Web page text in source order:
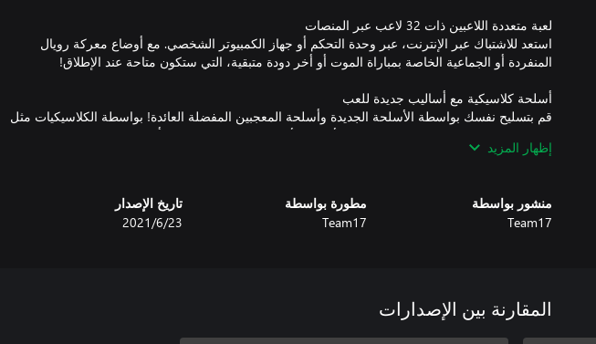
استعد للاشتباك عبر الإنترنت، عبر وحدة التحكم أو جهاز الكمبيوتر الشخصي. مع أوضاع معركة رويال
قم بتسليح نفسك بواسطة الأسلحة الجديدة وأسلحة المعجبين المفضلة العائدة! بواسطة الكلاسيكيات مثل
المدفع والقنبلة اليدوية المقدسة وقاذف الأغنام والأسلحة الجديدة كليًا مثل رأس المطرقة وناسف البلازما
اشترك في الأحداث الموسمية وأحداث المجتمع والتحديات اليومية لتحصل على نقاط خبرة إضافية ومكافآت
داخل اللعبة، واختبر ميكانيكا اللعب الجديدة والأسلحة في المختبر. إن كل أسبوع محمّل بأوضاع لعب تجريبية
اكسب نقاط الخبرة والعملات بداخل اللعبة لتفتح وتشتري هيئات الأسلحة والأزياء والإكسسوار والحركات
التعبيرية! بدلها مع بعضها لتخلق أسلوبك الفريد في أرض المعركة.
إظهار المزيد
منشور بواسطة
Team17
مطورة بواسطة
Team17
تاريخ الإصدار
23‏/6‏/2021
المقارنة بين الإصدارات